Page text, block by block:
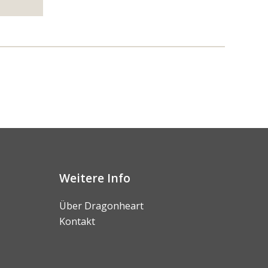
Weitere Info
Über Dragonheart
Kontakt